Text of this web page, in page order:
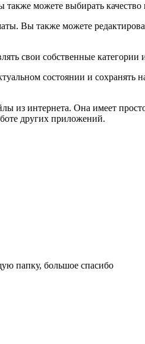
можете выбирать
Вы также можете
свои собственные
состоянии и сохранять
из интернета. Она имеет
других приложений.
папку, большое спасибо